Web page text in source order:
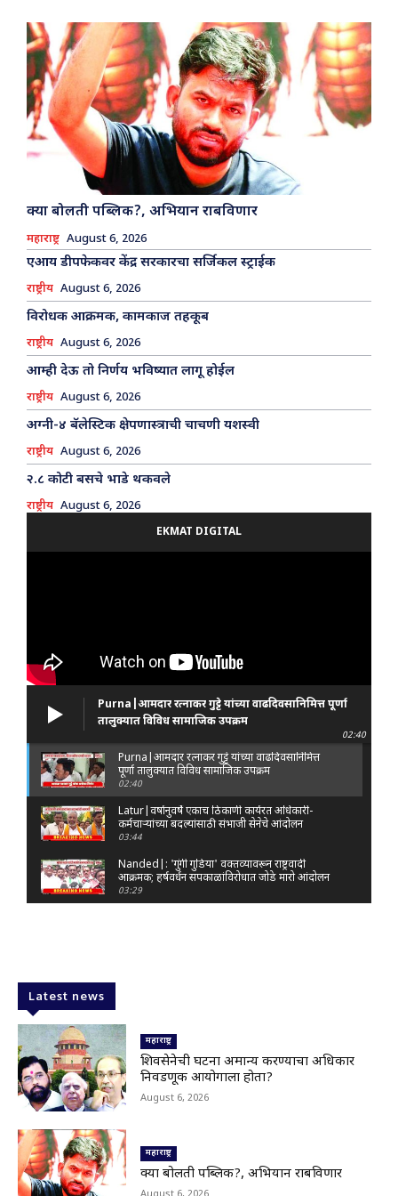
क्या बोलती पब्लिक?, अभियान राबविणार
महाराष्ट्र August 6, 2026
एआय डीपफेकवर केंद्र सरकारचा सर्जिकल स्ट्राईक
राष्ट्रीय August 6, 2026
विरोधक आक्रमक, कामकाज तहकूब
राष्ट्रीय August 6, 2026
आम्ही देऊ तो निर्णय भविष्यात लागू होईल
राष्ट्रीय August 6, 2026
अग्नी-४ बॅलेस्टिक क्षेपणास्त्राची चाचणी यशस्वी
राष्ट्रीय August 6, 2026
२.८ कोटी बसचे भाडे थकवले
राष्ट्रीय August 6, 2026
EKMAT DIGITAL
Purna|आमदार रत्नाकर गुट्टे यांच्या वाढदिवसानिमित्त पूर्णा
तालुक्यात विविध सामाजिक उपक्रम
02:40
Purna|आमदार रत्नाकर गुट्टे यांच्या वाढदिवसानिमित्त
पूर्णा तालुक्यात विविध सामाजिक उपक्रम
02:40
Latur|वर्षानुवर्षे एकाच ठिकाणी कार्यरत अधिकारी-
कर्मचाऱ्यांच्या बदल्यांसाठी संभाजी सेनेचे आंदोलन
03:44
Nanded|: 'गुंगी गुडिया' वक्तव्यावरून राष्ट्रवादी
आक्रमक; हर्षवर्धन सपकाळांविरोधात जोडे मारो आंदोलन
03:29
Latur|नांदेड–बिदर महामार्गावरील सिमेंट रस्त्याला मोठ्या
भेगा; अपघाताचा धोका
00:59
Latur|शिवराज पाटील चाकूरकर यांच्या भव्य स्मारकाची
तयारी; चार दिवसांत मोठा निर्णय!
03:22
Nanded|धर्मेंद्र प्रधानांच्या राजीनाम्यावर राकेश टिकैतांचे
मोठे वक्तव्य..
01:30
Latur|खरीप हंगामावर एल निनोचं सावट; शेतकऱ्यांची
Latest news
महाराष्ट्र
शिवसेनेची घटना अमान्य करण्याचा अधिकार
निवडणूक आयोगाला होता?
August 6, 2026
महाराष्ट्र
क्या बोलती पब्लिक?, अभियान राबविणार